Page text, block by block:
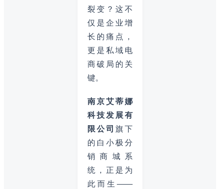
裂变？这不
仅是企业增
长的痛点，
更是私域电
商破局的关
键。
南京艾蒂娜
科技发展有
限公司 旗下
的白小极分
销商城系
统，正是为
此而生——